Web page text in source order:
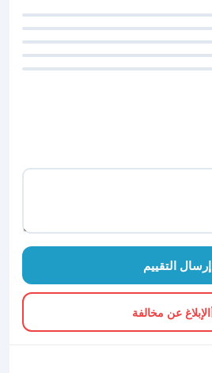
إرسال التقييم
الإبلاغ عن مخالفة